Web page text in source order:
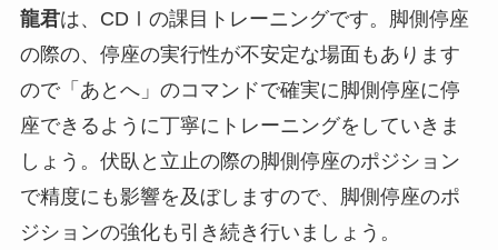
龍君は、CDⅠの課目トレーニングです。脚側停座
の際の、停座の実行性が不安定な場面もあります
ので「あとへ」のコマンドで確実に脚側停座に停
座できるように丁寧にトレーニングをしていきま
しょう。伏臥と立止の際の脚側停座のポジション
で精度にも影響を及ぼしますので、脚側停座のポ
ジションの強化も引き続き行いましょう。